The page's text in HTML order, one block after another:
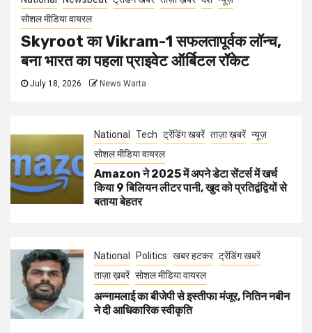
सोशल मीडिया वायरल
Skyroot का Vikram-1 सफलतापूर्वक लॉन्च,
बना भारत का पहला प्राइवेट ऑर्बिटल रॉकेट
July 18, 2026 News Warta
National Tech ट्रेंडिंग खबरें ताज़ा ख़बरें न्यूज़
सोशल मीडिया वायरल
Amazon ने 2025 में अपने डेटा सेंटर्स में खर्च
किया 9 बिलियन लीटर पानी, खुद को प्रतिद्वंद्वियों से
बताया बेहतर
National Politics खबर हटकर ट्रेंडिंग खबरें
ताज़ा ख़बरें सोशल मीडिया वायरल
अन्नामलाई का बीजेपी से इस्तीफा मंजूर, नितिन नबीन
ने दी आधिकारिक स्वीकृति